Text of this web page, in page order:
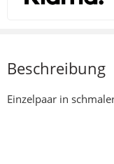
Beschreibung
Einzelpaar in